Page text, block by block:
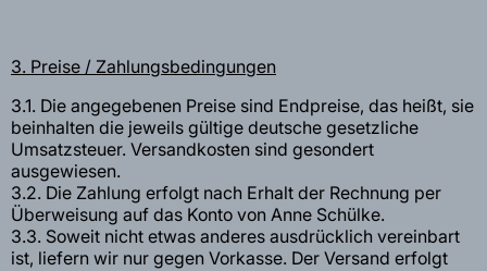
3. Preise / Zahlungsbedingungen
3.1. Die angegebenen Preise sind Endpreise, das heißt, sie
beinhalten die jeweils gültige deutsche gesetzliche
Umsatzsteuer. Versandkosten sind gesondert
ausgewiesen.
3.2. Die Zahlung erfolgt nach Erhalt der Rechnung per
Überweisung auf das Konto von Anne Schülke.
3.3. Soweit nicht etwas anderes ausdrücklich vereinbart
ist, liefern wir nur gegen Vorkasse. Der Versand erfolgt